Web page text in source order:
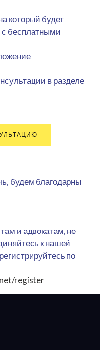
который будет
с бесплатными
в разделе
будем благодарны
и адвокатам, не
к нашей
по
register